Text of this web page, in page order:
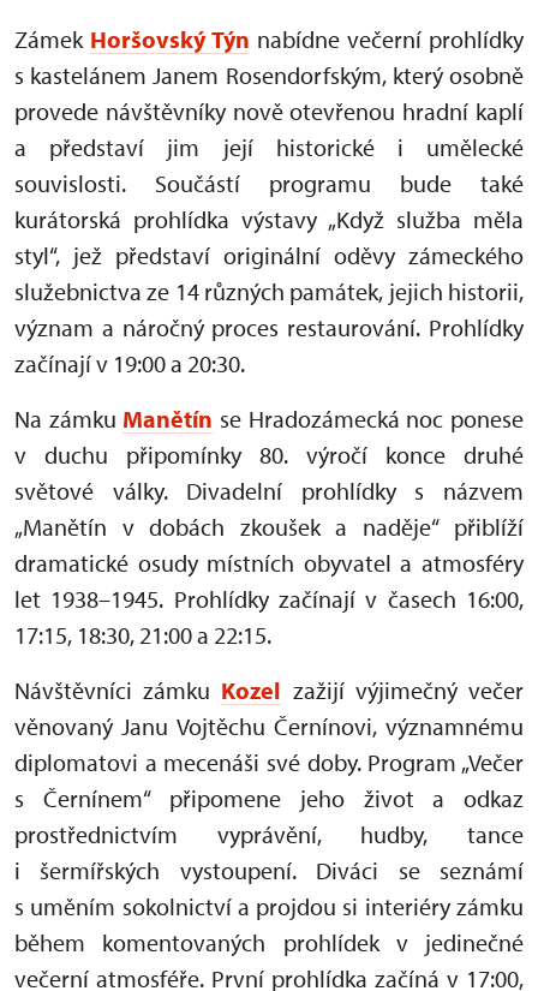
Zámek Horšovský Týn nabídne večerní prohlídky
s kastelánem Janem Rosendorfským, který osobně
provede návštěvníky nově otevřenou hradní kaplí
a představí jim její historické i umělecké
souvislosti. Součástí programu bude také
kurátorská prohlídka výstavy „Když služba měla
styl“, jež představí originální oděvy zámeckého
služebnictva ze 14 různých památek, jejich historii,
význam a náročný proces restaurování. Prohlídky
začínají v 19:00 a 20:30.
Na zámku Manětín se Hradozámecká noc ponese
v duchu připomínky 80. výročí konce druhé
světové války. Divadelní prohlídky s názvem
„Manětín v dobách zkoušek a naděje“ přiblíží
dramatické osudy místních obyvatel a atmosféry
let 1938–1945. Prohlídky začínají v časech 16:00,
17:15, 18:30, 21:00 a 22:15.
Návštěvníci zámku Kozel zažijí výjimečný večer
věnovaný Janu Vojtěchu Černínovi, významnému
diplomatovi a mecenáši své doby. Program „Večer
s Černínem“ připomene jeho život a odkaz
prostřednictvím vyprávění, hudby, tance
i šermířských vystoupení. Diváci se seznámí
s uměním sokolnictví a projdou si interiéry zámku
během komentovaných prohlídek v jedinečné
večerní atmosféře. První prohlídka začíná v 17:00,